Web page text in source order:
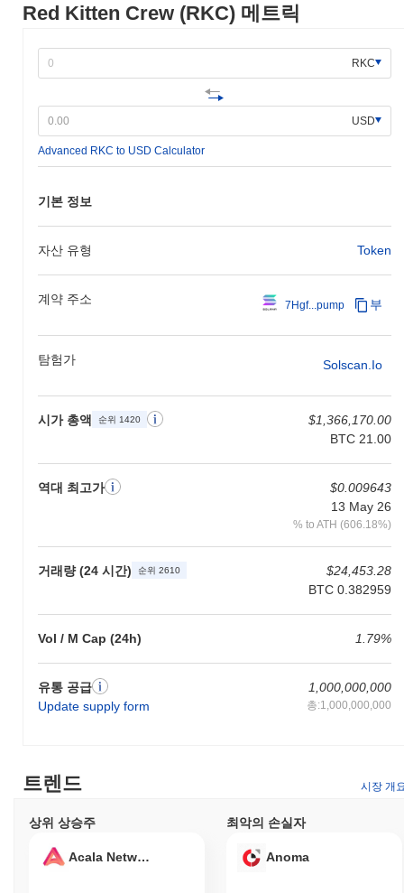
Red Kitten Crew (RKC) 메트릭
RKC
USD
Advanced RKC to USD Calculator
기본 정보
자산 유형 Token
계약 주소 7Hgf...pump 부
탐험가 Solscan.io
시가 총액 순위 1420
$1,366,170.00
BTC 21.00
역대 최고가
$0.009643
13 May 26
% to ATH (606.18%)
거래량 (24 시간) 순위 2610
$24,453.28
BTC 0.382959
Vol / M Cap (24h) 1.79%
유통 공급
Update supply form
1,000,000,000
총:1,000,000,000
트렌드 시장 개
상위 상승주
Acala Network
최악의 손실자
Anoma